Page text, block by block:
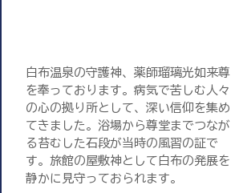
白布温泉の守護神、薬師瑠璃光如来尊
を奉っております。病気で苦しむ人々
の心の拠り所として、深い信仰を集め
てきました。浴場から尊堂までつなが
る苔むした石段が当時の風習の証で
す。旅館の屋敷神として白布の発展を
静かに見守っておられます。